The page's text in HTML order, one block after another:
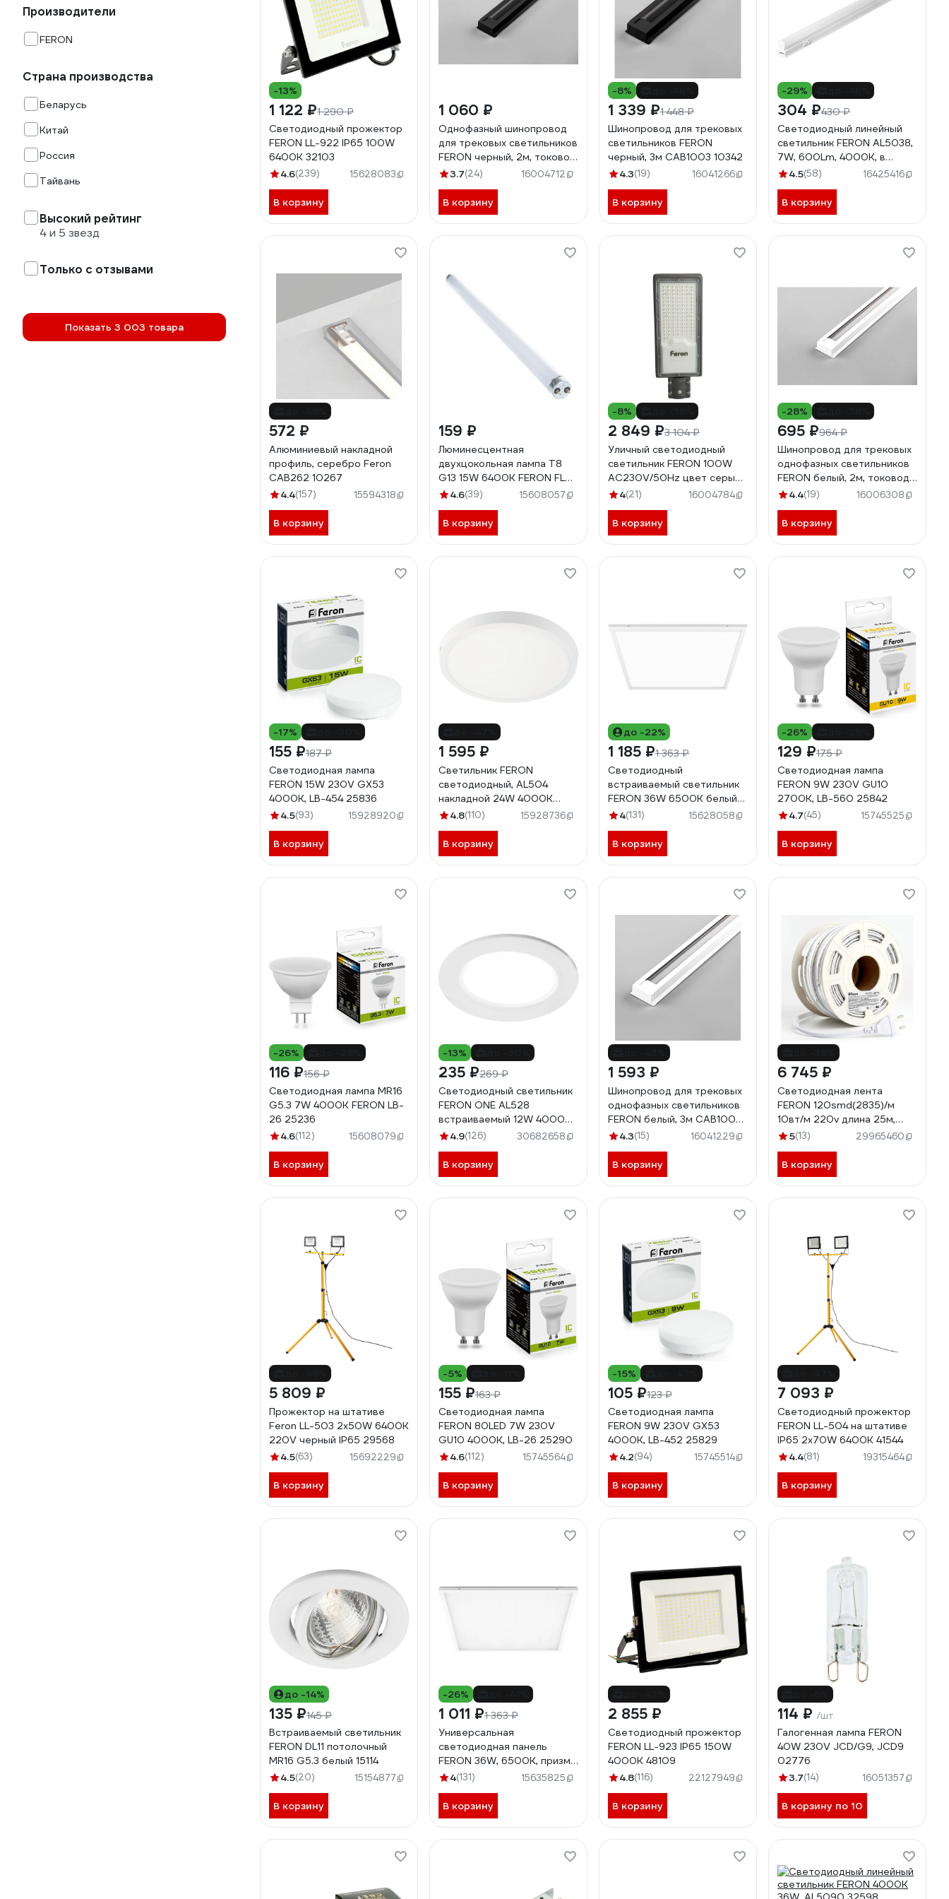
Производители
FERON
Страна производства
Беларусь
Китай
Россия
Тайвань
Высокий рейтинг
4 и 5 звезд
Только с отзывами
Показать 3 003 товара
-13%
1 122 ₽1 290 ₽
Светодиодный прожектор
FERON LL-922 IP65 100W
6400K 32103
4.6(239) 15628083
В корзину
1 060 ₽
Однофазный шинопровод
для трековых светильников
FERON черный, 2м, токовод,
заглушка, крепление
3.7(24) 16004712
В корзину
-8%
1 339 ₽1 448 ₽
Шинопровод для трековых
светильников FERON
черный, 3м CAB1003 10342
4.3(19) 16041266
В корзину
-29%
304 ₽430 ₽
Светодиодный линейный
светильник FERON AL5038,
7W, 600Lm, 4000K, в
пластиковом корпусе, с
шнуром, 570х22х35мм
27946
4.5(58) 16425416
В корзину
572 ₽
Алюминиевый накладной
профиль, серебро Feron
CAB262 10267
4.4(157) 15594318
В корзину
159 ₽
Люминесцентная
двухцокольная лампа T8
G13 15W 6400K FERON FLU1
3002
4.6(39) 15608057
В корзину
-8%
2 849 ₽3 104 ₽
Уличный светодиодный
светильник FERON 100W
AC230V/50Hz цвет серый
IP65, SP3033 32578
4(21) 16004784
В корзину
-28%
695 ₽964 ₽
Шинопровод для трековых
однофазных светильников
FERON белый, 2м, токовод,
заглушка, крепление,
4.4(19) 16006308
В корзину
-17%
155 ₽187 ₽
Светодиодная лампа
FERON 15W 230V GX53
4000K, LB-454 25836
4.5(93) 15928920
В корзину
1 595 ₽
Светильник FERON
светодиодный, AL504
накладной 24W 4000K
белый 27941
4.8(110) 15928736
В корзину
до -22%
1 185 ₽1 363 ₽
Светодиодный
встраиваемый светильник
FERON 36W 6500K белый
AL2115 21083
4(131) 15628058
В корзину
-26%
129 ₽175 ₽
Светодиодная лампа
FERON 9W 230V GU10
2700K, LB-560 25842
4.7(45) 15745525
В корзину
-26%
116 ₽156 ₽
Светодиодная лампа MR16
G5.3 7W 4000K FERON LB-
26 25236
4.6(112) 15608079
В корзину
-13%
235 ₽269 ₽
Светодиодный светильник
FERON ONE AL528
встраиваемый 12W 4000K
белый, 48873
4.9(126) 30682658
В корзину
1 593 ₽
Шинопровод для трековых
однофазных светильников
FERON белый, 3м CAB1003
10339
4.3(15) 16041229
В корзину
6 745 ₽
Светодиодная лента
FERON 120smd(2835)/м
10вт/м 220v длина 25м,
4000k, ip65, ls710 48765
5(13) 29965460
В корзину
5 809 ₽
Прожектор на штативе
Feron LL-503 2х50W 6400К
220V черный IP65 29568
4.5(63) 15692229
В корзину
-5%
155 ₽163 ₽
Светодиодная лампа
FERON 80LED 7W 230V
GU10 4000K, LB-26 25290
4.6(112) 15745564
В корзину
-15%
105 ₽123 ₽
Светодиодная лампа
FERON 9W 230V GX53
4000K, LB-452 25829
4.2(94) 15745514
В корзину
7 093 ₽
Светодиодный прожектор
FERON LL-504 на штативе
IP65 2х70W 6400K 41544
4.4(81) 19315464
В корзину
до -14%
135 ₽145 ₽
Встраиваемый светильник
FERON DL11 потолочный
MR16 G5.3 белый 15114
4.5(20) 15154877
В корзину
-26%
1 011 ₽1 363 ₽
Универсальная
светодиодная панель
FERON 36W, 6500K, призма,
AL2115 21085
4(131) 15635825
В корзину
2 855 ₽
Светодиодный прожектор
FERON LL-923 IP65 150W
4000K 48109
4.8(116) 22127949
В корзину
114 ₽ /шт
Галогенная лампа FERON
40W 230V JCD/G9, JCD9
02776
3.7(14) 16051357
В корзину по 10